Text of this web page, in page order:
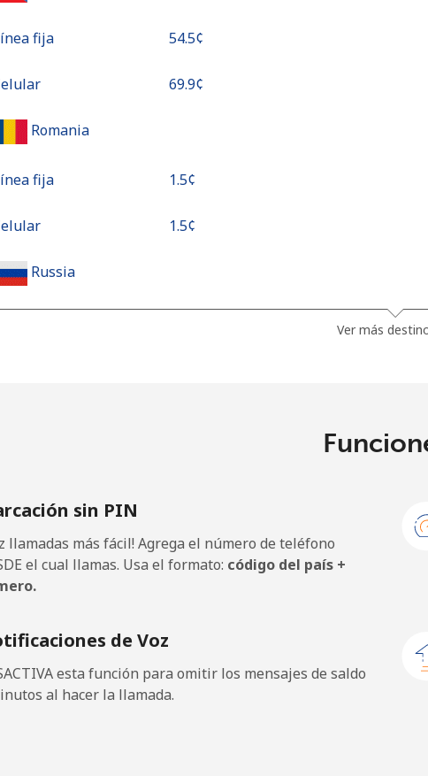
fija ⁦54.5¢⁩
⁦69.9¢⁩
Romania
fija ⁦1.5¢⁩
⁦1.5¢⁩
Russia
Ver más
sin PIN
llamadas más fácil! Agrega el número de teléfono
el cual llamas. Usa el formato: código del país +
de Voz
esta función para omitir los mensajes de saldo
al hacer la llamada.